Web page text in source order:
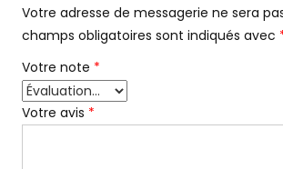
Votre adresse de messagerie ne sera
champs obligatoires sont indiqués avec
Votre note *
Votre avis *